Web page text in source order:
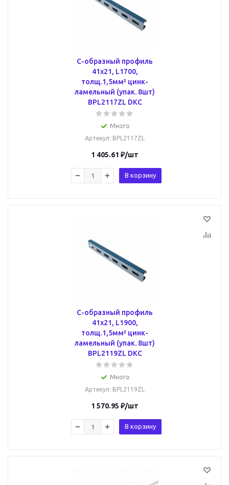
С-образный профиль
41х21, L1700,
толщ.1,5мм² цинк-
ламельный (упак. 8шт)
BPL2117ZL DKC
Много
Артикул: BPL2117ZL
1 405.61 ₽/шт
В корзину
С-образный профиль
41х21, L1900,
толщ.1,5мм² цинк-
ламельный (упак. 8шт)
BPL2119ZL DKC
Много
Артикул: BPL2119ZL
1 570.95 ₽/шт
В корзину